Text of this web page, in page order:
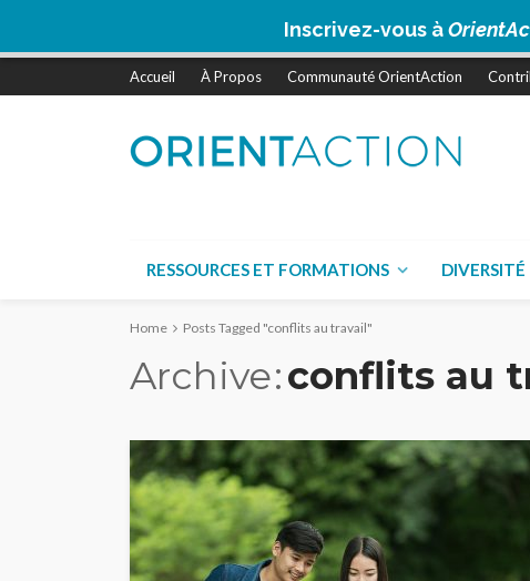
Inscrivez-vous à
Accueil À Propos Communauté OrientAction
RESSOURCES ET FORMATIONS DIVERSITÉ
Home Posts Tagged "conflits au travail"
Archive conflits au